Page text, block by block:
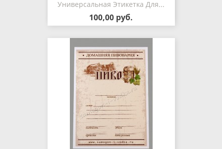
Универсальная Этикетка Для...
100,00 руб.